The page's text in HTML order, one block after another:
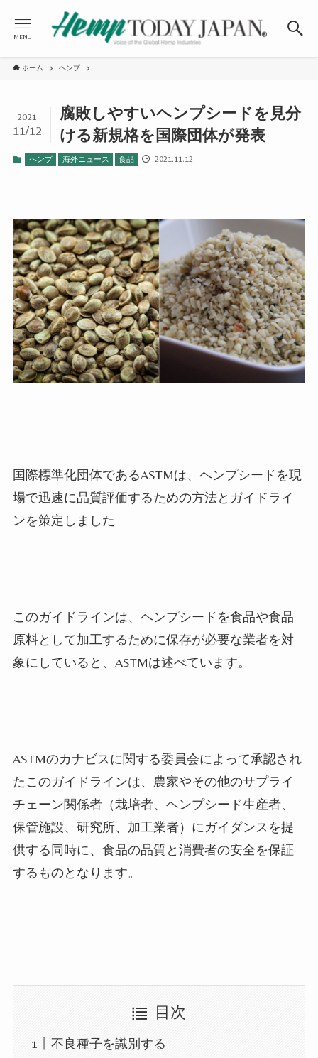
MENU
ホーム ヘンプ
腐敗しやすいヘンプシードを見分
ける新規格を国際団体が発表
2021
11/12
ヘンプ 海外ニュース 食品 2021.11.12
国際標準化団体であるASTMは、ヘンプシードを現
場で迅速に品質評価するための方法とガイドライ
ンを策定しました
このガイドラインは、ヘンプシードを食品や食品
原料として加工するために保存が必要な業者を対
象にしていると、ASTMは述べています。
ASTMのカナビスに関する委員会によって承認され
たこのガイドラインは、農家やその他のサプライ
チェーン関係者（栽培者、ヘンプシード生産者、
保管施設、研究所、加工業者）にガイダンスを提
供する同時に、食品の品質と消費者の安全を保証
するものとなります。
目次
不良種子を識別する